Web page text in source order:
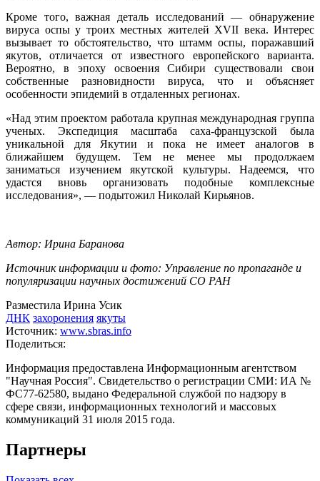
Кроме того, важная деталь исследований — обнаружение
вируса оспы у троих местных жителей XVII века. Интерес
вызывает то обстоятельство, что штамм оспы, поражавший
якутов, отличается от известного европейского варианта.
Вероятно, в эпоху освоения Сибири существовали свои
собственные разновидности вируса, что и объясняет
особенности эпидемий в отдаленных регионах.
«Над этим проектом работала крупная международная группа
ученых. Экспедиция масштаба саха-французской была
уникальной для Якутии и пока не имеет аналогов в
ближайшем будущем. Тем не менее мы продолжаем
заниматься изучением якутской культуры. Надеемся, что
удастся вновь организовать подобные комплексные
исследования», — подытожил Николай Кирьянов.
Автор: Ирина Баранова
Источник информации и фото: Управление по пропаганде и
популяризации научных достижений СО РАН
Разместила Ирина Усик
ДНК захоронения якуты
Источник: www.sbras.info
Поделиться:
Информация предоставлена Информационным агентством
"Научная Россия". Свидетельство о регистрации СМИ: ИА №
ФС77-62580, выдано Федеральной службой по надзору в
сфере связи, информационных технологий и массовых
коммуникаций 31 июля 2015 года.
Партнеры